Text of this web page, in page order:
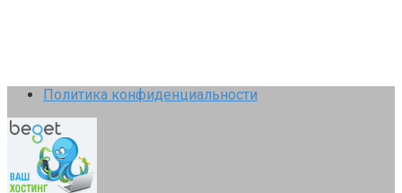
Политика конфиденциальности